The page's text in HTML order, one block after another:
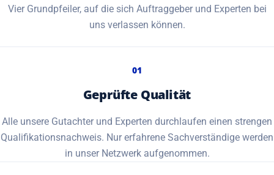
Vier Grundpfeiler, auf die sich Auftraggeber und Experten bei
uns verlassen können.
01
Geprüfte Qualität
Alle unsere Gutachter und Experten durchlaufen einen strengen
Qualifikationsnachweis. Nur erfahrene Sachverständige werden
in unser Netzwerk aufgenommen.